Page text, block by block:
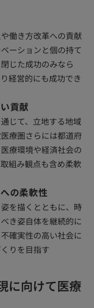
働き方改革への貢献
ーションと個の持て
じた成功のみなら
経営的にも成功でき
貢献
じて、立地する地域
療圏さらには都道府
療環境や経済社会の
組み観点も含め柔軟
の柔軟性
を描くとともに、時
き姿自体を継続的に
確実性の高い社会に
りを目指す
に向けて医療